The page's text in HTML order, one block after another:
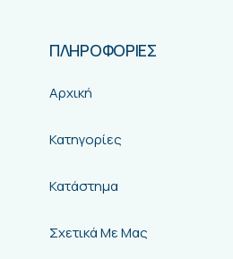
ΠΛΗΡΟΦΟΡΙΕΣ
Αρχική
Κατηγορίες
Κατάστημα
Σχετικά Με Μας